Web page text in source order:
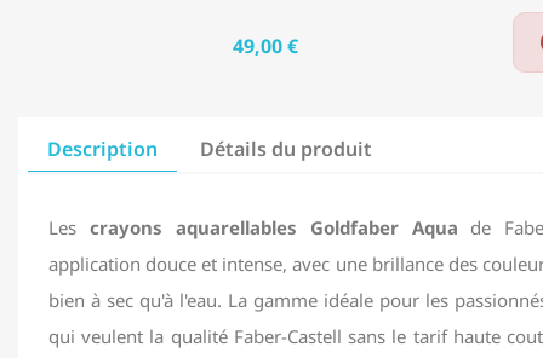
49,00 €
Description Détails du produit
Les crayons aquarellables Goldfaber Aqua de
application douce et intense, avec une brillance des
bien à sec qu'à l'eau. La gamme idéale pour les
qui veulent la qualité Faber-Castell sans le tarif haute